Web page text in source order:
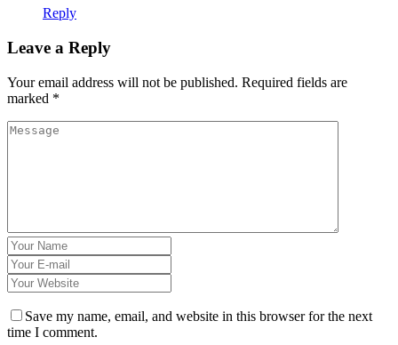
Reply
Leave a Reply
Your email address will not be published. Required fields are
marked *
Save my name, email, and website in this browser for the next
time I comment.